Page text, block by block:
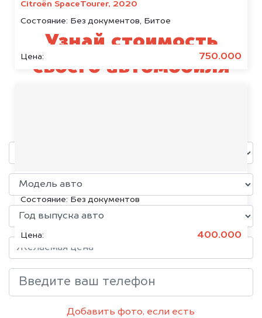
Citroën SpaceTourer, 2020
Состояние: Без документов, Битое
Цена: 750.000
Volkswagen Jetta, 2015
Состояние: Без документов
Цена: 400.000
Узнай стоимость
своего автомобиля
Добавить фото, если есть